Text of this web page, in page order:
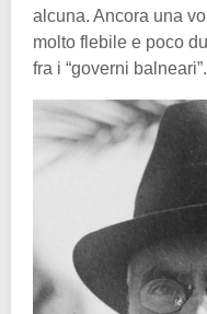
alcuna. Ancora una
molto flebile e poco
fra i “governi balneari”.